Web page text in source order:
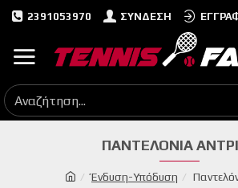
2391053970 ΣΎΝΔΕΣΗ
Ένδυση-Υπόδυση
ΠΑΝΤΕΛΌΝΙΑ